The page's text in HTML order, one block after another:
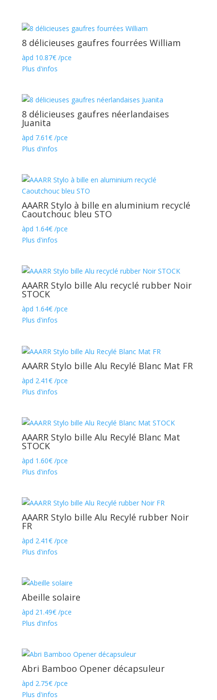
8 délicieuses gaufres fourrées William
àpd 10.87€/pce
Plus d'infos
8 délicieuses gaufres néerlandaises
Juanita
àpd 7.61€/pce
Plus d'infos
AAARR Stylo à bille en aluminium recyclé
Caoutchouc bleu STO
àpd 1.64€/pce
Plus d'infos
AAARR Stylo bille Alu recyclé rubber Noir
STOCK
àpd 1.64€/pce
Plus d'infos
AAARR Stylo bille Alu Recylé Blanc Mat FR
àpd 2.41€/pce
Plus d'infos
AAARR Stylo bille Alu Recylé Blanc Mat
STOCK
àpd 1.60€/pce
Plus d'infos
AAARR Stylo bille Alu Recylé rubber Noir
FR
àpd 2.41€/pce
Plus d'infos
Abeille solaire
àpd 21.49€/pce
Plus d'infos
Abri Bamboo Opener décapsuleur
àpd 2.75€/pce
Plus d'infos